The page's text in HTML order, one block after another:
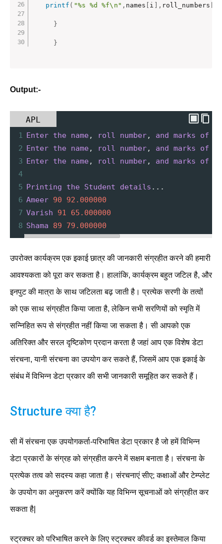
printf ( "%s %d %f\n" , names [ i ] , roll_numbers
}
}
Output:-
APL
1 Enter the name , roll number, and marks of
2
Enter the name , roll number, and marks of
3
Enter the name , roll number, and marks of
4
5
Printing the Student details ...
6 Ameer 90
92.000000
7 Varish 91
65.000000
8 Shama 89 79.000000
उपरोक्त कार्यक्रम एक इकाई छात्र की जानकारी संग्रहीत करने की हमारी
आवश्यकता को पूरा कर सकता है। हालांकि, कार्यक्रम बहुत जटिल है, और
इनपुट की मात्रा के साथ जटिलता बढ़ जाती है। प्रत्येक सरणी के तत्वों
को एक साथ संग्रहीत किया जाता है, लेकिन सभी सरणियों को स्मृति में
सन्निहित रूप से संग्रहीत नहीं किया जा सकता है। सी आपको एक
अतिरिक्त और सरल दृष्टिकोण प्रदान करता है जहां आप एक विशेष डेटा
संरचना, यानी संरचना का उपयोग कर सकते हैं, जिसमें आप एक इकाई के
संबंध में विभिन्न डेटा प्रकार की सभी जानकारी समूहित कर सकते हैं।
Structure क्या है?
सी में संरचना एक उपयोगकर्ता-परिभाषित डेटा प्रकार है जो हमें विभिन्न
डेटा प्रकारों के संग्रह को संग्रहीत करने में सक्षम बनाता है। संरचना के
प्रत्येक तत्व को सदस्य कहा जाता है। संरचनाएं सीए; कक्षाओं और टेम्प्लेट
के उपयोग का अनुकरण करें क्योंकि यह विभिन्न सूचनाओं को संग्रहीत कर
सकता है|
स्ट्रक्चर को परिभाषित करने के लिए स्ट्रक्चर कीवर्ड का इस्तेमाल किया